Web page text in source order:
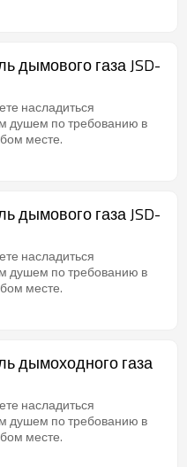
дымового газа JSD-
насладиться
душем по требованию в
месте.
дымового газа JSD-
насладиться
душем по требованию в
месте.
дымоходного газа
насладиться
душем по требованию в
месте.